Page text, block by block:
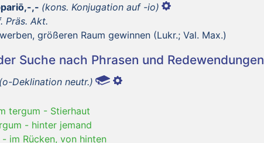
,- (kons. Konjugation auf -io)
Präs. Akt.
größeren Raum gewinnen (Lukr.; Val. Max.)
Suche nach Phrasen und Redewendungen
(o-Deklination neutr.)
tergum - Stierhaut
- hinter jemand
- im Rücken, von hinten